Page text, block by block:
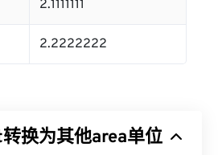
2.1111111
2.2222222
换为其他area单位